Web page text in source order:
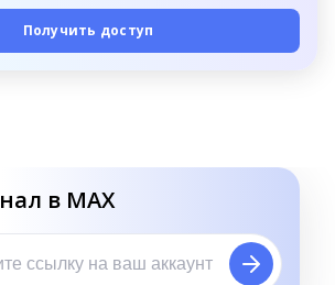
Получить доступ
в MAX